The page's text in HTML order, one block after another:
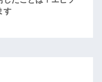
す